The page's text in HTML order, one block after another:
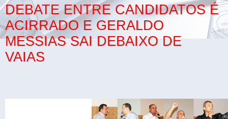
DEBATE ENTRE CANDIDATOS É
ACIRRADO E GERALDO
MESSIAS SAI DEBAIXO DE
VAIAS